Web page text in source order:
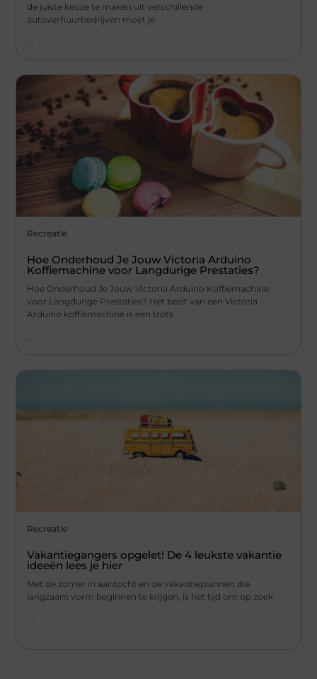
de juiste keuze te maken uit verschillende
autoverhuurbedrijven moet je
...
Recreatie
Hoe Onderhoud Je Jouw Victoria Arduino
Koffiemachine voor Langdurige Prestaties?
Hoe Onderhoud Je Jouw Victoria Arduino Koffiemachine
voor Langdurige Prestaties? Het bezit van een Victoria
Arduino koffiemachine is een trots
Recreatie
Vakantiegangers opgelet! De 4 leukste vakantie
ideeën lees je hier
Met de zomer in aantocht en de vakantieplannen die
langzaam vorm beginnen te krijgen, is het tijd om op zoek
...